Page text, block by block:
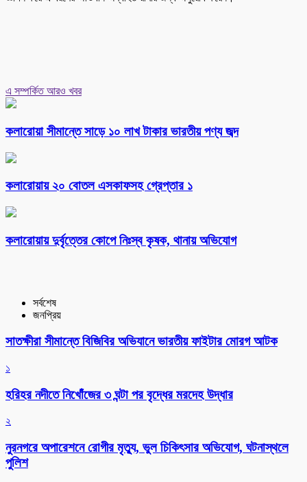
এ সম্পর্কিত আরও খবর
কলারোয়া সীমান্তে সাড়ে ১০ লাখ টাকার ভারতীয় পণ্য জব্দ
কলারোয়ায় ২০ বোতল এসকাফসহ গ্রেপ্তার ১
কলারোয়ায় দুর্বৃত্তের কোপে নিঃস্ব কৃষক, থানায় অভিযোগ
সর্বশেষ
জনপ্রিয়
সাতক্ষীরা সীমান্তে বিজিবির অভিযানে ভারতীয় ফাইটার মোরগ আটক
১
হরিহর নদীতে নিখোঁজের ৩ ঘন্টা পর বৃদ্ধের মরদেহ উদ্ধার
২
নুরনগরে অপারেশনে রোগীর মৃত্যু, ভুল চিকিৎসার অভিযোগ, ঘটনাস্থলে
পুলিশ